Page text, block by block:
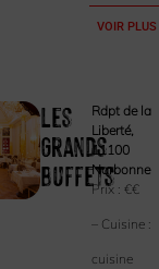
VOIR PLUS
Les
Grands
Buffets
Rdpt de la
Liberté,
11100
Narbonne
Prix :€€
– Cuisine :
cuisine